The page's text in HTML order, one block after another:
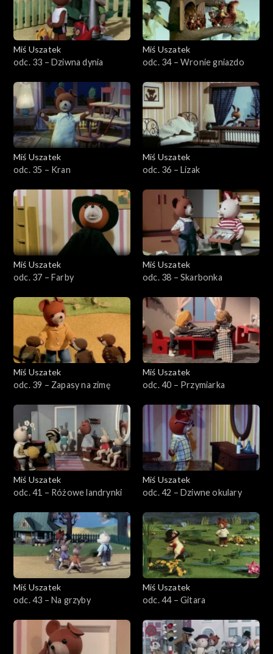
Miś Uszatek
odc. 33 – Dziwna dynia
Miś Uszatek
odc. 34 – Wronie gniazdo
Miś Uszatek
odc. 35 – Kran
Miś Uszatek
odc. 36 – Lizak
Miś Uszatek
odc. 37 – Farby
Miś Uszatek
odc. 38 – Skarbonka
Miś Uszatek
odc. 39 – Zapasy na zimę
Miś Uszatek
odc. 40 – Przymiarka
Miś Uszatek
odc. 41 – Różowe landrynki
Miś Uszatek
odc. 42 – Dziwne okulary
Miś Uszatek
odc. 43 – Na grzyby
Miś Uszatek
odc. 44 – Gitara